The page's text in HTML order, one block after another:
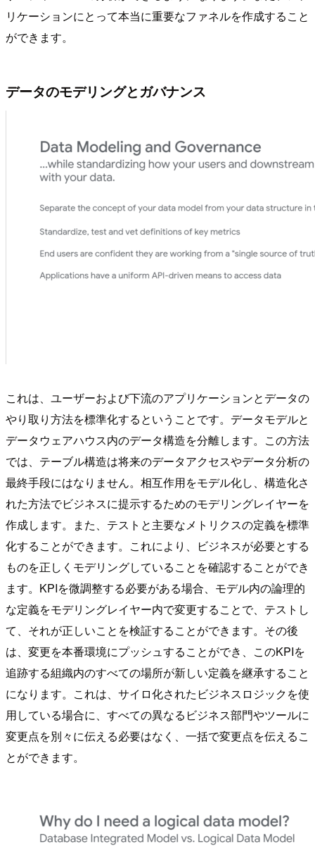
リケーションにとって本当に重要なファネルを作成すること
ができます。
データのモデリングとガバナンス
これは、ユーザーおよび下流のアプリケーションとデータの
やり取り方法を標準化するということです。データモデルと
データウェアハウス内のデータ構造を分離します。この方法
では、テーブル構造は将来のデータアクセスやデータ分析の
最終手段にはなりません。相互作用をモデル化し、構造化さ
れた方法でビジネスに提示するためのモデリングレイヤーを
作成します。また、テストと主要なメトリクスの定義を標準
化することができます。これにより、ビジネスが必要とする
ものを正しくモデリングしていることを確認することができ
ます。KPIを微調整する必要がある場合、モデル内の論理的
な定義をモデリングレイヤー内で変更することで、テストし
て、それが正しいことを検証することができます。その後
は、変更を本番環境にプッシュすることができ、このKPIを
追跡する組織内のすべての場所が新しい定義を継承すること
になります。これは、サイロ化されたビジネスロジックを使
用している場合に、すべての異なるビジネス部門やツールに
変更点を別々に伝える必要はなく、一括で変更点を伝えるこ
とができます。